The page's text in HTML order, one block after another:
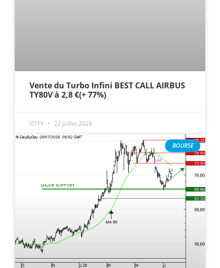
Vente du Turbo Infini BEST CALL AIRBUS
TY80V à 2,8 €(+ 77%)
OTFY 22 juillet 2026
BOURSE